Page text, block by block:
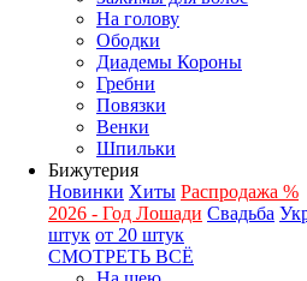
На голову
Ободки
Диадемы Короны
Гребни
Повязки
Венки
Шпильки
Бижутерия
Новинки Хиты Распродажа %
2026 - Год Лошади Свадьба
штук от 20 штук
СМОТРЕТЬ ВСЁ